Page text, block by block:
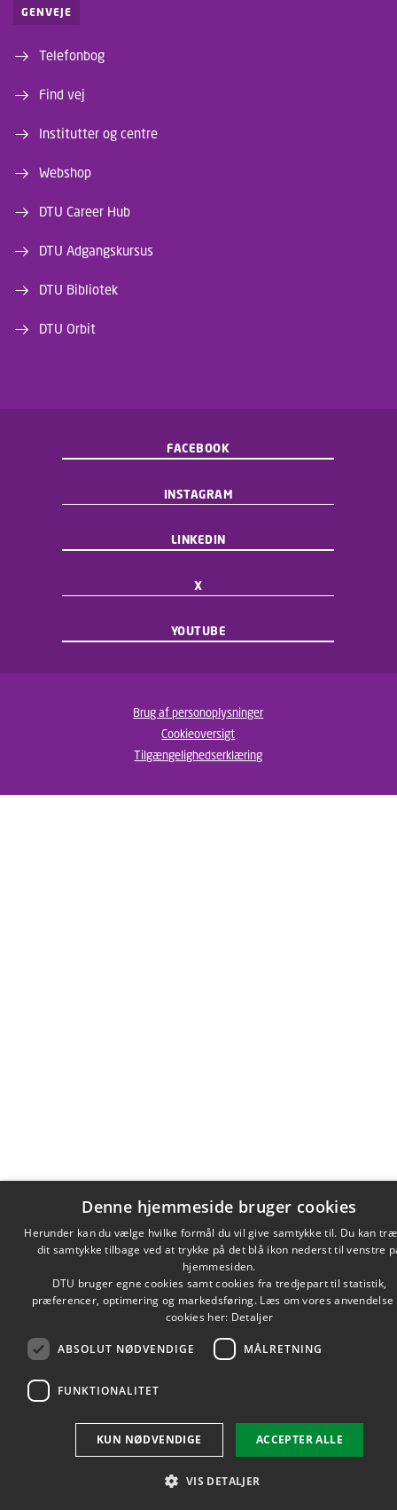
GENVEJE
Telefonbog
Find vej
Institutter og centre
Webshop
DTU Career Hub
DTU Adgangskursus
DTU Bibliotek
DTU Orbit
FACEBOOK
INSTAGRAM
LINKEDIN
X
YOUTUBE
Brug af personoplysninger
Cookieoversigt
Tilgængelighedserklæring
Denne hjemmeside bruger cookies
Herunder kan du vælge hvilke formål du vil give samtykke til. Du kan
dit samtykke tilbage ved at trykke på det blå ikon nederst til venstre
hjemmesiden.
DTU bruger egne cookies samt cookies fra tredjepart til statistik,
præferencer, optimering og markedsføring. Læs om vores anvendelse
cookies her: Detaljer
ABSOLUT NØDVENDIGE MÅLRETNING
FUNKTIONALITET
ACCEPTER ALLE
KUN NØDVENDIGE
VIS DETALJER